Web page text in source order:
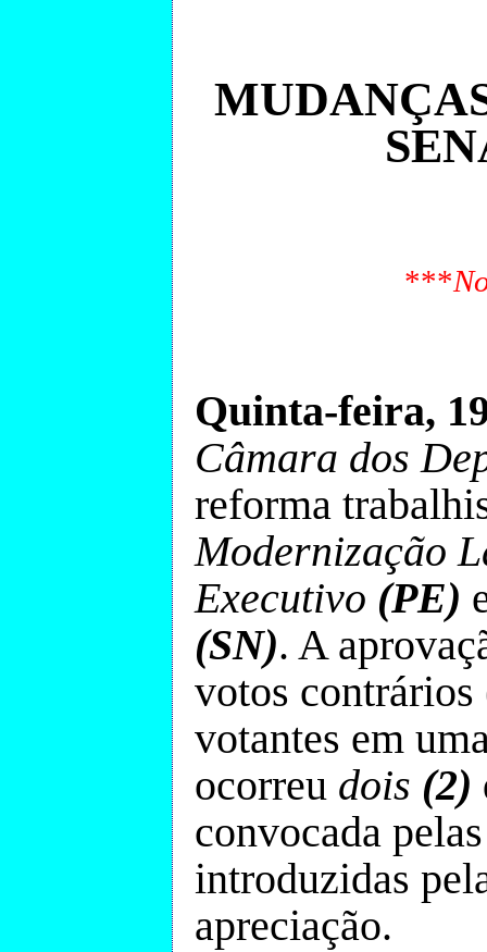
***
Quinta-feira,
Câmara dos
reforma
Modernização
Executivo (PE)
(SN). A
votos contrários
votantes em
ocorreu dois (2)
convocada
introduzidas
apreciação.